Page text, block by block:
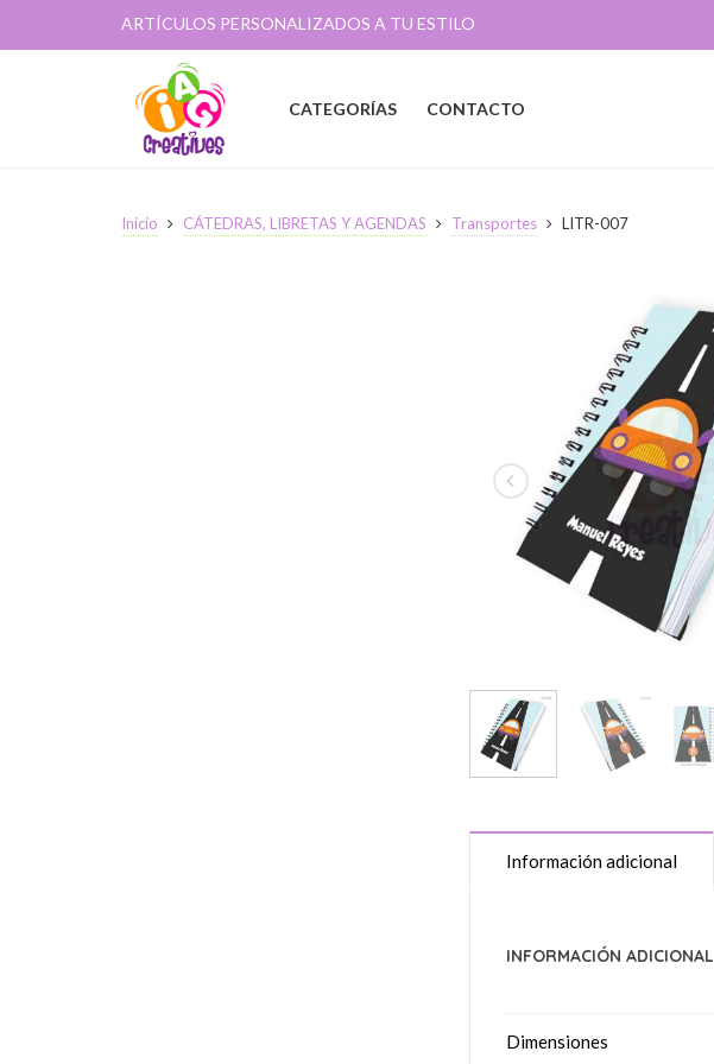
ARTÍCULOS PERSONALIZADOS A TU ESTILO
CATEGORÍAS CONTACTO
Inicio CÁTEDRAS, LIBRETAS Y AGENDAS Transportes LITR-007
Información adicional
INFORMACIÓN ADICIONAL
Dimensiones